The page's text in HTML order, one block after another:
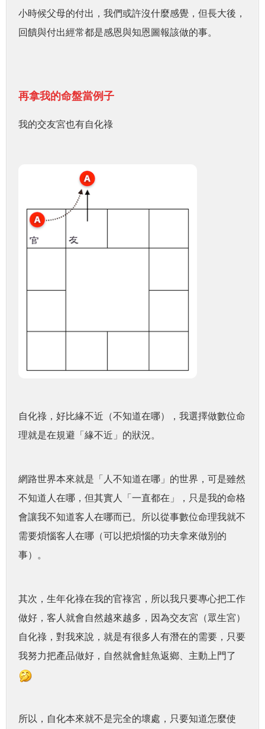
小時候父母的付出，我們或許沒什麼感覺，但長大後，
回饋與付出經常都是感恩與知恩圖報該做的事。
再拿我的命盤當例子
我的交友宮也有自化祿
自化祿，好比緣不近（不知道在哪），我選擇做數位命
理就是在規避「緣不近」的狀況。
網路世界本來就是「人不知道在哪」的世界，可是雖然
不知道人在哪，但其實人「一直都在」，只是我的命格
會讓我不知道客人在哪而已。所以從事數位命理我就不
需要煩惱客人在哪（可以把煩惱的功夫拿來做別的
事）。
其次，生年化祿在我的官祿宮，所以我只要專心把工作
做好，客人就會自然越來越多，因為交友宮（眾生宮）
自化祿，對我來說，就是有很多人有潛在的需要，只要
我努力把產品做好，自然就會鮭魚返鄉、主動上門了
所以，自化本來就不是完全的壞處，只要知道怎麼使